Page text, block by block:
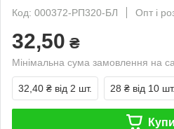
Код: 000372-РП320-БЛ
Опт і
32,50 ₴
Мінімальна сума замовлення на
32,40 ₴ від 2 шт. 28 ₴ від 10 шт.